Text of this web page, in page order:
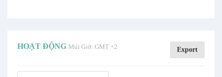
HOẠT ĐỘNG Múi Giờ: GMT +2 Export